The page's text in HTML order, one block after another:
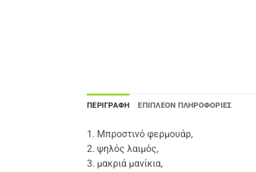
ΠΕΡΙΓΡΑΦΉ ΕΠΙΠΛΈΟΝ ΠΛΗΡΟΦΟΡΊΕΣ
1. Μπροστινό φερμουάρ,
2. ψηλός λαιμός,
3. μακριά μανίκια,